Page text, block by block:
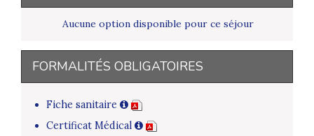
Aucune option disponible pour ce séjour
FORMALITÉS OBLIGATOIRES
Fiche sanitaire
Certificat Médical